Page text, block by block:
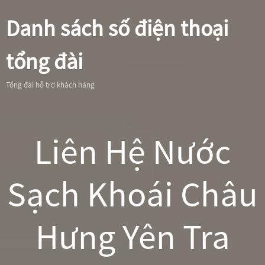
Danh sách số điện thoại
tổng đài
Tổng đài hỗ trợ khách hàng
Liên Hệ Nước
Sạch Khoái Châu
Hưng Yên Tra